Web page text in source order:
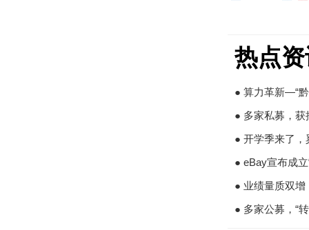
热点
● 算力革新—“黔
● 多家私募，获
● 开学季来了，
● eBay宣布成
● 业绩量质双增
● 多家公募，“